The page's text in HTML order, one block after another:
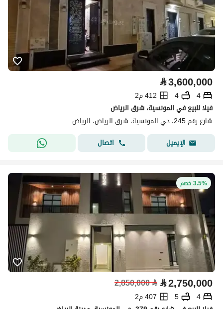
⃁3,600,000
4
4
412 م2
فيلا للبيع في المونسية، شرق الرياض
شارع رقم 245، حي المونسية، شرق الرياض، الرياض
الإيميل
اتصال
3.5% خصم
⃁2,750,000
⃁
2,850,000
4
5
407 م2